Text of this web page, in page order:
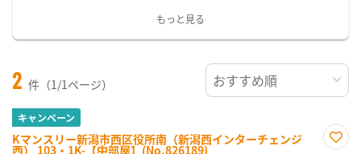
もっと見る
2 件（1/1ページ）
キャンペーン
Kマンスリー新潟市西区役所南（新潟西インターチェンジ
西） 103・1K-【中部屋】(No.826189)